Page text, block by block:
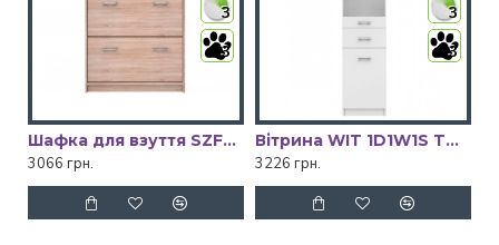
3
3
Шафка для взуття SZFK BUT_3K TOP-MIX VMV Holding
3066 грн.
3
3
Вітрина WIT 1D1W1S TOP-MIX VMV Holding
3226 грн.